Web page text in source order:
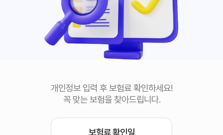
개인정보 입력 후 보험료 확인하세요!
꼭 맞는 보험을 찾아드립니다.
보험료 확인일